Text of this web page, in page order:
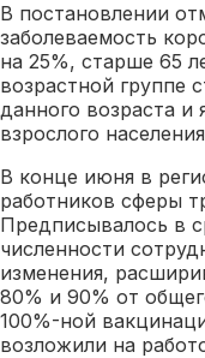
В постановлении
заболеваемость
на 25%, старше 65
возрастной группе
данного возраста и
взрослого
В конце июня в
работников сферы
Предписывалось в
численности
изменения,
80% и 90% от
100%-ной
возложили на